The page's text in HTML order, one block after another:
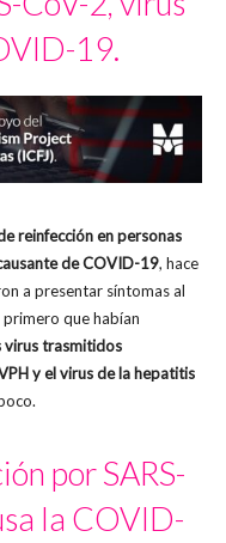
19.
reinfección en personas
de COVID-19, hace
a presentar síntomas al
que habían
virus trasmitidos
y el virus de la hepatitis
por SARS-
la COVID-